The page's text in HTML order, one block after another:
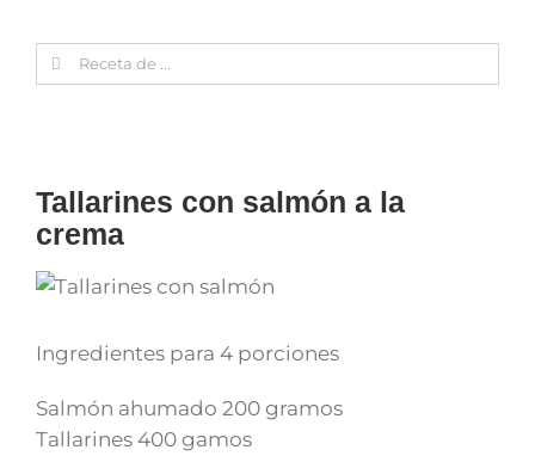
Search
for:
Tallarines con salmón a la
crema
Ingredientes para 4 porciones
Salmón ahumado 200 gramos
Tallarines 400 gamos